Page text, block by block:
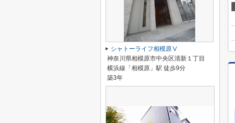
シャトーライフ相模原Ⅴ
神奈川県相模原市中央区清新１丁目
横浜線「相模原」駅 徒歩9分
築3年